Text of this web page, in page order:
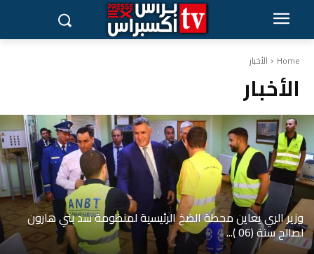
Home الأخبار
الأخبار
وزير الري يعاين محطة الضخ الرئيسية لمنظومة سد بني هارون
لصالح ستة (06 )...